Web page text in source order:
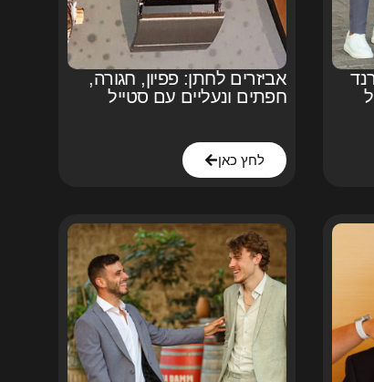
אביזרים לחתן: פפיון, חגורה,
חפתים ונעליים עם סטייל
לחץ כאן